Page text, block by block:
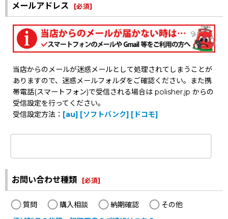
メールアドレス [必須]
当店からのメールが迷惑メールとして処理されてしまうことが
ありますので、迷惑メールフォルダをご確認ください。また携
帯電話(スマートフォン)で受信される場合は polisher.jp からの
受信設定を行ってください。
受信設定方法： [au] [ソフトバンク] [ドコモ]
お問い合わせ種類 [必須]
質問 購入相談 納期確認
その他